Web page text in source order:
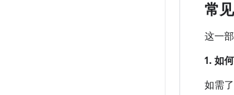
常
这一
1. 如
如需